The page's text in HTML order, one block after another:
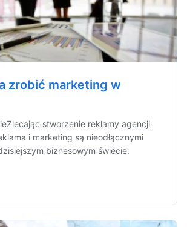
zrobić marketing w
stworzenie reklamy agencji
i marketing są nieodłącznymi
biznesowym świecie.